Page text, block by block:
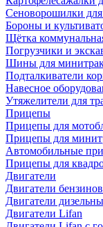
Сеноворошилки
Бороны и
Щётка
Погрузчики и
Шины для
Подталкиватели
Навесное
Утяжелители для
Прицепы
Прицепы для
Прицепы для
Автомобильные
Прицепы для
Двигатели
Двигатели
Двигатели
Двигатели Lifan